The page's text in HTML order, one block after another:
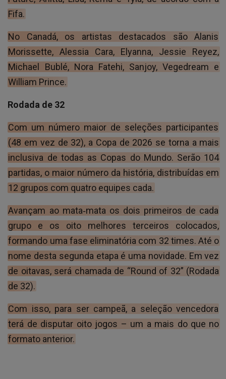
Fifa.
No Canadá, os artistas destacados são Alanis
Morissette, Alessia Cara, Elyanna, Jessie Reyez,
Michael Bublé, Nora Fatehi, Sanjoy, Vegedream e
William Prince.
Rodada de 32
Com um número maior de seleções participantes
(48 em vez de 32), a Copa de 2026 se torna a mais
inclusiva de todas as Copas do Mundo. Serão 104
partidas, o maior número da história, distribuídas em
12 grupos com quatro equipes cada.
Avançam ao mata‑mata os dois primeiros de cada
grupo e os oito melhores terceiros colocados,
formando uma fase eliminatória com 32 times. Até o
nome desta segunda etapa é uma novidade. Em vez
de oitavas, será chamada de “Round of 32” (Rodada
de 32).
Com isso, para ser campeã, a seleção vencedora
terá de disputar oito jogos – um a mais do que no
formato anterior.